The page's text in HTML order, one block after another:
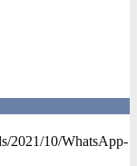
2021/10/WhatsApp-